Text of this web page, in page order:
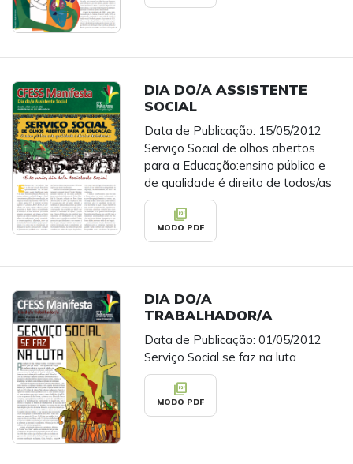
DIA DO/A ASSISTENTE
SOCIAL
Data de Publicação: 15/05/2012
Serviço Social de olhos abertos
para a Educação:ensino público e
de qualidade é direito de todos/as
picture_as_pdf
MODO PDF
DIA DO/A
TRABALHADOR/A
Data de Publicação: 01/05/2012
Serviço Social se faz na luta
picture_as_pdf
MODO PDF